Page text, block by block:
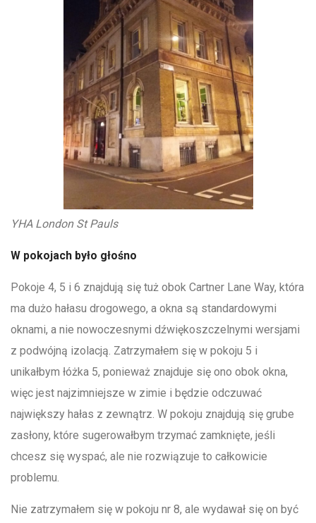
YHA London St Pauls
W pokojach było głośno
Pokoje 4, 5 i 6 znajdują się tuż obok Cartner Lane Way, która
ma dużo hałasu drogowego, a okna są standardowymi
oknami, a nie nowoczesnymi dźwiękoszczelnymi wersjami
z podwójną izolacją. Zatrzymałem się w pokoju 5 i
unikałbym łóżka 5, ponieważ znajduje się ono obok okna,
więc jest najzimniejsze w zimie i będzie odczuwać
największy hałas z zewnątrz. W pokoju znajdują się grube
zasłony, które sugerowałbym trzymać zamknięte, jeśli
chcesz się wyspać, ale nie rozwiązuje to całkowicie
problemu.
Nie zatrzymałem się w pokoju nr 8, ale wydawał się on być